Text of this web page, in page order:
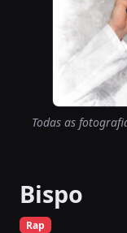
Todas as
Bispo
Rap